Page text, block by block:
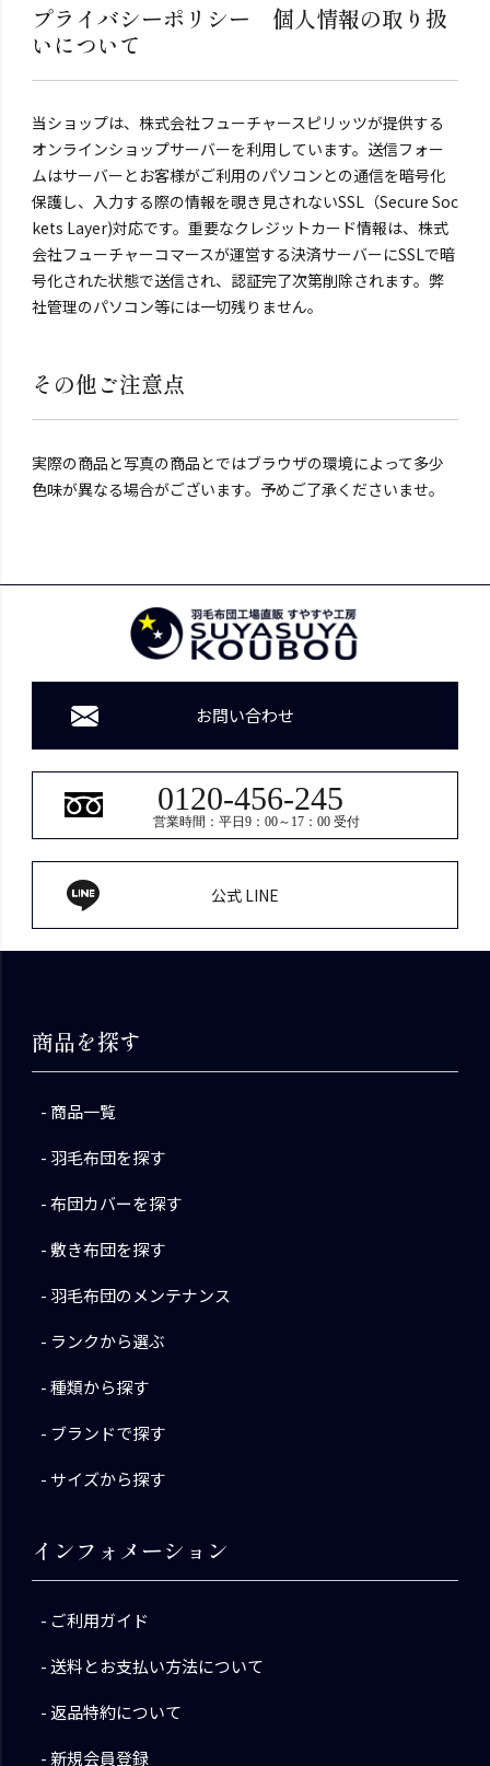
プライバシーポリシー 個人情報の取り扱
いについて
当ショップは、株式会社フューチャースピリッツが提供する
オンラインショップサーバーを利用しています。送信フォー
ムはサーバーとお客様がご利用のパソコンとの通信を暗号化
保護し、入力する際の情報を覗き見されないSSL（Secure Soc
kets Layer)対応です。重要なクレジットカード情報は、株式
会社フューチャーコマースが運営する決済サーバーにSSLで暗
号化された状態で送信され、認証完了次第削除されます。弊
社管理のパソコン等には一切残りません。
その他ご注意点
実際の商品と写真の商品とではブラウザの環境によって多少
色味が異なる場合がございます。予めご了承くださいませ。
お問い合わせ
0120-456-245
営業時間：平日9：00～17：00 受付
公式 LINE
商品を探す
商品一覧
羽毛布団を探す
布団カバーを探す
敷き布団を探す
羽毛布団のメンテナンス
ランクから選ぶ
種類から探す
ブランドで探す
サイズから探す
インフォメーション
ご利用ガイド
送料とお支払い方法について
返品特約について
新規会員登録